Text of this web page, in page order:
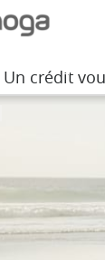
Un crédit
Un crédit